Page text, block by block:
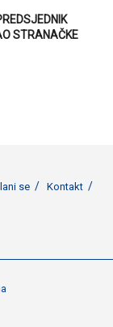
STRANAČKE
se
Kontakt